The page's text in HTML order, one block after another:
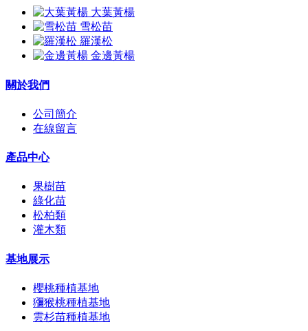
大葉黃楊
雪松苗
羅漢松
金邊黃楊
關於我們
公司簡介
在線留言
產品中心
果樹苗
綠化苗
松柏類
灌木類
基地展示
櫻桃種植基地
獼猴桃種植基地
雲杉苗種植基地